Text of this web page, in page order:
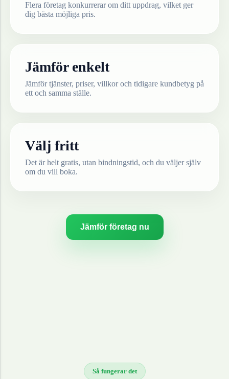
Flera företag konkurrerar om ditt uppdrag, vilket ger
dig bästa möjliga pris.
Jämför enkelt
Jämför tjänster, priser, villkor och tidigare kundbetyg på
ett och samma ställe.
Välj fritt
Det är helt gratis, utan bindningstid, och du väljer själv
om du vill boka.
Jämför företag nu
Så fungerar det